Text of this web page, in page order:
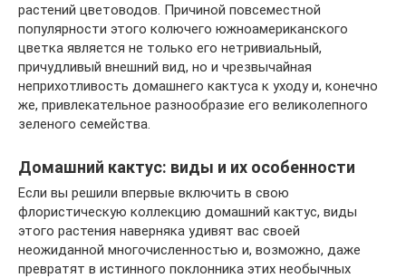
растений цветоводов. Причиной повсеместной
популярности этого колючего южноамериканского
цветка является не только его нетривиальный,
причудливый внешний вид, но и чрезвычайная
неприхотливость домашнего кактуса к уходу и, конечно
же, привлекательное разнообразие его великолепного
зеленого семейства.
Домашний кактус: виды и их особенности
Если вы решили впервые включить в свою
флористическую коллекцию домашний кактус, виды
этого растения наверняка удивят вас своей
неожиданной многочисленностью и, возможно, даже
превратят в истинного поклонника этих необычных